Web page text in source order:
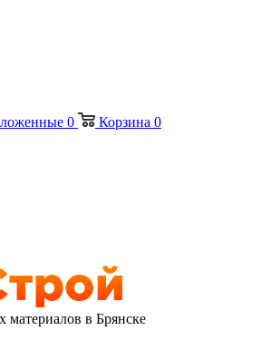
0 Корзина 0
материалов в Брянске